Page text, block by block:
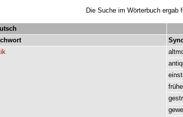
Die Suche im Wörterbuch ergab